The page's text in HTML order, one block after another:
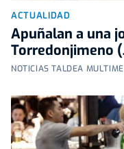
ACTUALIDAD
Apuñalan a una
Torredonjimeno
NOTICIAS TALDEA